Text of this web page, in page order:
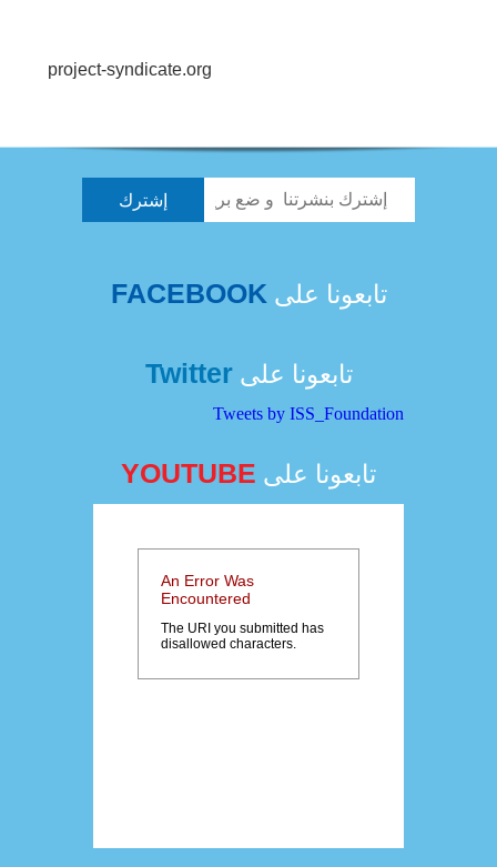
project-syndicate.org
تابعونا علىFACEBOOK
تابعونا علىTwitter
Tweets by ISS_Foundation
تابعونا على YOUTUBE